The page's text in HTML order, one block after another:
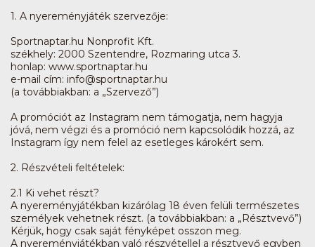
1. A nyereményjáték szervezője:
Sportnaptar.hu Nonprofit Kft.
székhely: 2000 Szentendre, Rozmaring utca 3.
honlap: www.sportnaptar.hu
e-mail cím: info@sportnaptar.hu
(a továbbiakban: a „Szervező”)
A promóciót az Instagram nem támogatja, nem hagyja
jóvá, nem végzi és a promóció nem kapcsolódik hozzá, az
Instagram így nem felel az esetleges károkért sem.
2. Részvételi feltételek:
2.1 Ki vehet részt?
A nyereményjátékban kizárólag 18 éven felüli természetes
személyek vehetnek részt. (a továbbiakban: a „Résztvevő”)
Kérjük, hogy csak saját fényképet osszon meg.
A nyereményjátékban való részvétellel a résztvevő egyben